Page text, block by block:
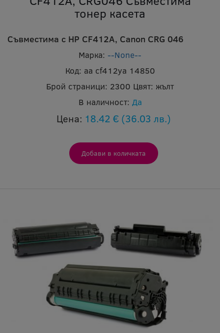
тонер касета
Съвместима с HP CF412A, Canon CRG 046
Марка: --None--
Код: aa cf412ya 14850
Брой страници: 2300 Цвят: жълт
В наличност: Да
Цена: 18.42 € (36.03 лв.)